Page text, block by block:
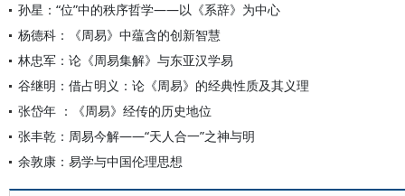
孙星：“位”中的秩序哲学——以《系辞》为中心
杨德科：《周易》中蕴含的创新智慧
林忠军：论《周易集解》与东亚汉学易
谷继明：借占明义：论《周易》的经典性质及其义理
张岱年 ：《周易》经传的历史地位
张丰乾：周易今解——“天人合一”之神与明
余敦康：易学与中国伦理思想